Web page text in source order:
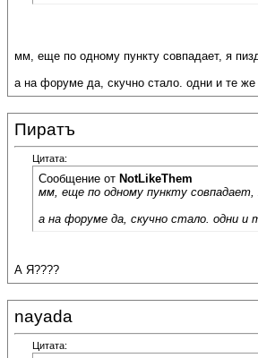
мм, еще по одному пункту совпадает, я
а на форуме да, скучно стало. одни и те
Пиратъ
Цитата:
Сообщение от NotLikeThem
мм, еще по одному пункту совпадает,
а на форуме да, скучно стало. одни и
А Я????
nayada
Цитата: